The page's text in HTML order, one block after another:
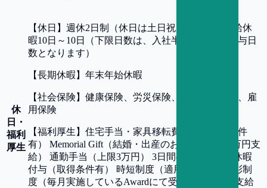
休
日・
福利
厚生
【休日 】 週休2日制（休日は土日祝日）、年間有給休
暇10日～10日（下限日数は、入社半年経過後の付与日
数となります）
【長期休暇 】 年末年始休暇
【社会保険 】 健康保険、労災保険、厚生年金保険、雇
用保険
【福利厚生 】 住宅手当・家具移転費補助（支給条件
有） Memorial Gift（結婚・出産のお祝い事には5万円支
給） 通勤手当（上限3万円） 3日間の入社時特別休暇
付与（取得条件有） 時短制度（適用条件有） 表彰制
度（毎月実施しているAwardにて受賞者に報奨金支給